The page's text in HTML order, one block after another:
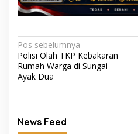
Navigasi
pos
Pos sebelumnya
Polisi Olah TKP Kebakaran
Rumah Warga di Sungai
Ayak Dua
News Feed